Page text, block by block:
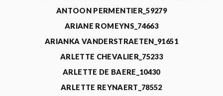
ANTOON PERMENTIER_59279
ARIANE ROMEYNS_74663
ARIANKA VANDERSTRAETEN_91651
ARLETTE CHEVALIER_75233
ARLETTE DE BAERE_10430
ARLETTE REYNAERT_78552